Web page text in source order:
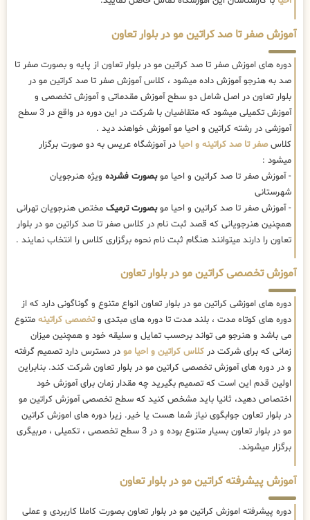
آموزش صفر تا صد کراتین مو در بلوار تعاون
دوره های اموزش صفر تا صد کراتین مو در بلوار تعاون از پایه و بصورت صفر تا
صد به هنرجو آموزش داده میشود ، کلاس آموزش صفر تا صد کراتین مو در
بلوار تعاون در اصل شامل دو سطح آموزش مقدماتی و آموزش تخصصی و
آموزش تکمیلی میشود که متقاضیان با شرکت در این دوره در واقع در 3 سطح
آموزشی در رشته کراتین و احیا مو آموزش خواهند دید .
کلاسصفر تا صد کراتینه و احیا در آموزشگاه عریس به دو صورت برگزار
میشود :
- آموزش صفر تا صد کراتین و احیا موبصورت فشرده ویژه هنرجویان
شهرستانی
- آموزش صفر تا صد کراتین و احیا موبصورت ترمیک مختص هنرجویان تهرانی
همچنین هنرجویانی که قصد ثبت نام در کلاس صفر تا صد کراتین مو در بلوار
تعاون را دارند میتوانند هنگام ثبت نام نحوه برگزاری کلاس را انتخاب نمایند .
آموزش تخصصی کراتین مو در بلوار تعاون
دوره های اموزشی کراتین مو در بلوار تعاون انواع متنوع و گوناگونی دارد که از
دوره های کوتاه مدت ، بلند مدت تا دوره های مبتدی وتخصصی کراتینه متنوع
می باشد و هنرجو می تواند برحسب تمایل و سلیقه خود و همچنین میزان
زمانی که برای شرکت در کلاس کراتین و احیا مو در دسترس دارد تصمیم گرفته
و در دوره های آموزش تخصصی کراتین مو در بلوار تعاون شرکت کند. بنابراین
اولین قدم این است که تصمیم بگیرید چه مقدار زمان برای آموزش خود
اختصاص دهید، ثانیا باید مشخص کنید که سطح تخصصی آموزش کراتین مو
در بلوار تعاون جوابگوی نیاز شما هست یا خیر. زیرا دوره های اموزش کراتین
مو در بلوار تعاون بسیار متنوع بوده و در 3 سطح تخصصی ، تکمیلی ، مربیگری
برگزار میشوند.
آموزش پیشرفته کراتین مو در بلوار تعاون
دوره پیشرفته اموزش کراتین مو در بلوار تعاون بصورت کاملا کاربردی و عملی